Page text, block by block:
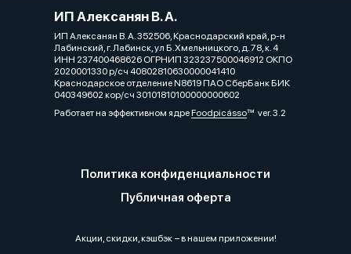
ИП Алексанян В. А.
ИП Алексанян В. А. 352506, Краснодарский край, р-н
Лабинский, г. Лабинск, ул Б.Хмельницкого, д. 78, к. 4
ИНН 237400468626 ОГРНИП 323237500046912 ОКПО
2020001330 р/сч 40802810630000041410
Краснодарское отделение N8619 ПАО СберБанк БИК
040349602 кор/сч 30101810100000000602
Работает на эффективном ядреFoodpicássover. 3.2
Политика конфиденциальности
Публичная оферта
Акции, скидки, кэшбэк − в нашем приложении!